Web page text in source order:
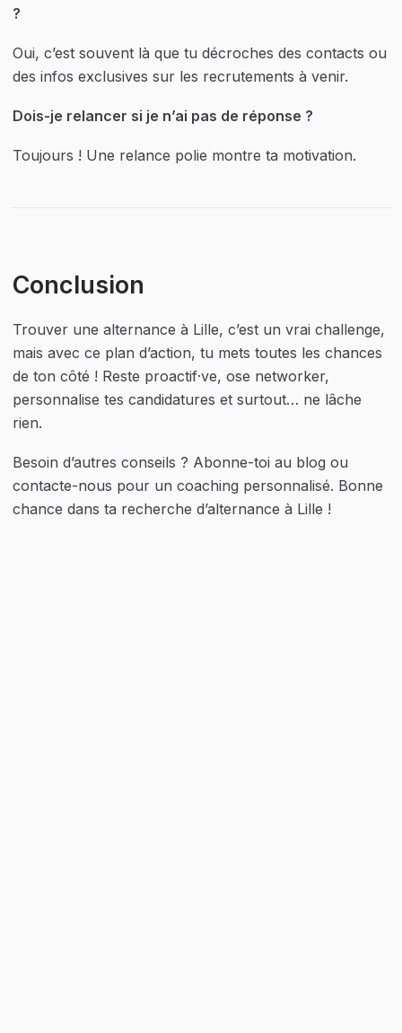
?
Oui, c’est souvent là que tu décroches des contacts ou
des infos exclusives sur les recrutements à venir.
Dois-je relancer si je n’ai pas de réponse ?
Toujours ! Une relance polie montre ta motivation.
Conclusion
Trouver une alternance à Lille, c’est un vrai challenge,
mais avec ce plan d’action, tu mets toutes les chances
de ton côté ! Reste proactif·ve, ose networker,
personnalise tes candidatures et surtout… ne lâche
rien.
Besoin d’autres conseils ? Abonne-toi au blog ou
contacte-nous pour un coaching personnalisé. Bonne
chance dans ta recherche d’alternance à Lille !